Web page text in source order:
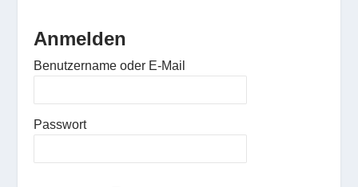
Anmelden
Benutzername oder E-Mail
Passwort